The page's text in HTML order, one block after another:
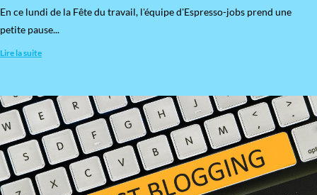
En ce lundi de la Fête du travail, l'équipe d'Espresso-jobs prend une
petite pause...
Lire la suite